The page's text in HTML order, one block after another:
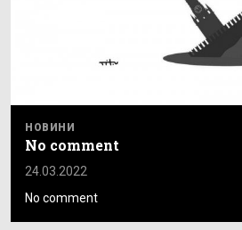
НОВИНИ
No comment
24.03.2022
No comment